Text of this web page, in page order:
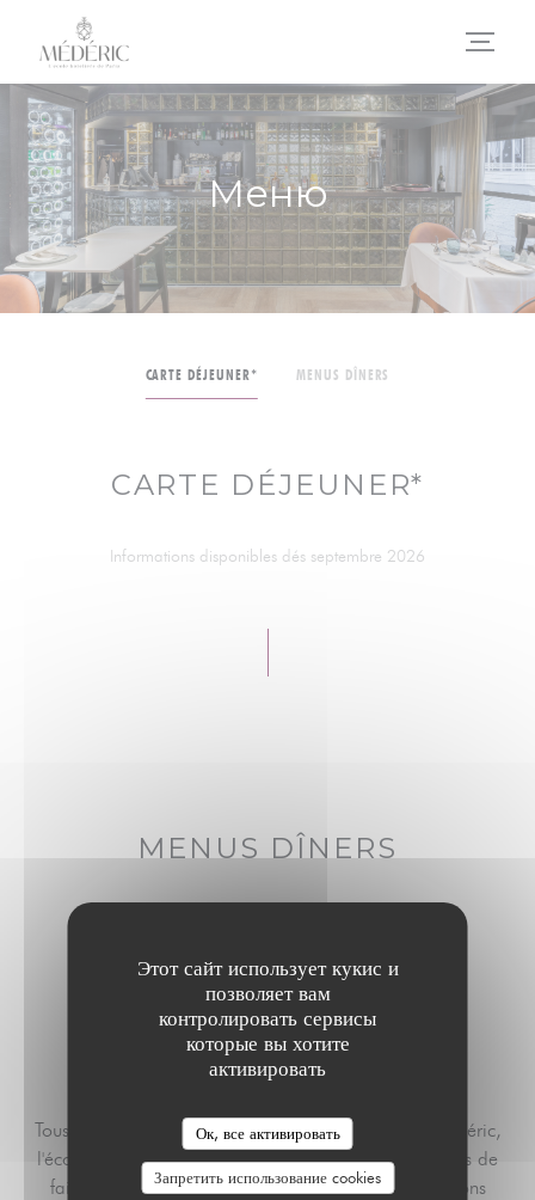
Панель управления cookies
Этот сайт использует кукис и
позволяет вам
контролировать сервисы
которые вы хотите
активировать
Ок, все активировать
Запретить использование cookies
Меню
CARTE DÉJEUNER* MENUS DÎNERS
CARTE DÉJEUNER*
Informations disponibles dés septembre 2026
MENUS DÎNERS
Tous les menus sont réalisés par les apprentis de Médéric,
l'école Hôtelière de Paris. Aussi, nous vous remercions de
faire preuve de compréhension face aux modifications